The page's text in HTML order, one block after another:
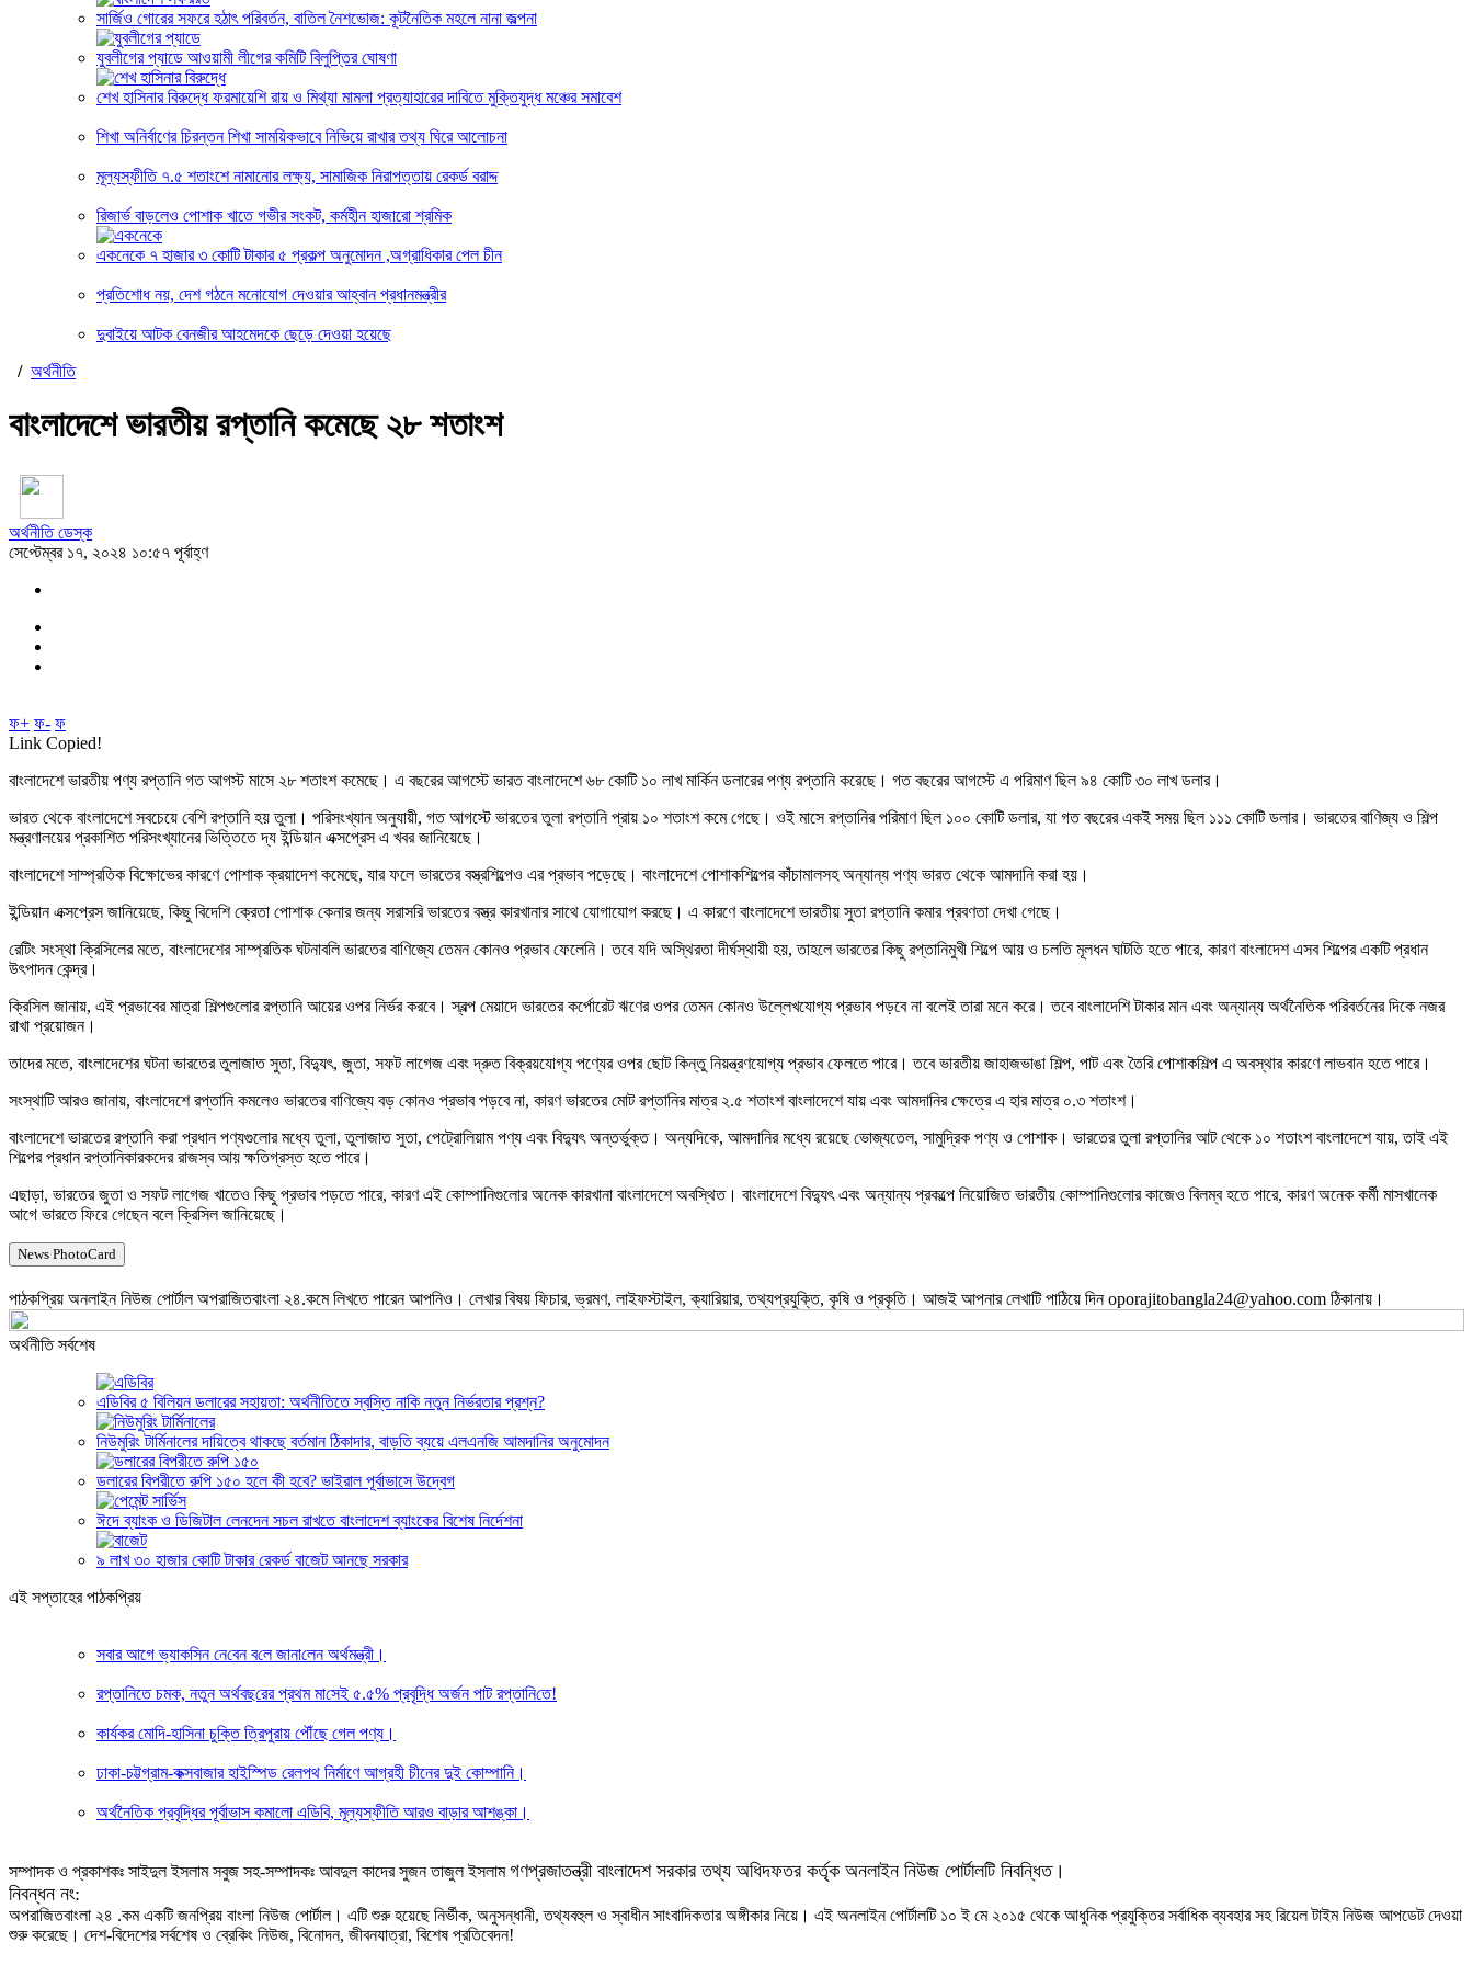
সার্জিও গোরের সফরে হঠাৎ পরিবর্তন, বাতিল নৈশভোজ: কূটনৈতিক মহলে নানা জল্পনা
যুবলীগের প্যাডে আওয়ামী লীগের কমিটি বিলুপ্তির ঘোষণা
শেখ হাসিনার বিরুদ্ধে ফরমায়েশি রায় ও মিথ্যা মামলা প্রত্যাহারের দাবিতে মুক্তিযুদ্ধ মঞ্চের সমাবেশ
শিখা অনির্বাণের চিরন্তন শিখা সাময়িকভাবে নিভিয়ে রাখার তথ্য ঘিরে আলোচনা
মূল্যস্ফীতি ৭.৫ শতাংশে নামানোর লক্ষ্য, সামাজিক নিরাপত্তায় রেকর্ড বরাদ্দ
রিজার্ভ বাড়লেও পোশাক খাতে গভীর সংকট, কর্মহীন হাজারো শ্রমিক
একনেকে ৭ হাজার ৩ কোটি টাকার ৫ প্রকল্প অনুমোদন ,অগ্রাধিকার পেল চীন
প্রতিশোধ নয়, দেশ গঠনে মনোযোগ দেওয়ার আহ্বান প্রধানমন্ত্রীর
দুবাইয়ে আটক বেনজীর আহমেদকে ছেড়ে দেওয়া হয়েছে
/ অর্থনীতি
বাংলাদেশে ভারতীয় রপ্তানি কমেছে ২৮ শতাংশ
অর্থনীতি ডেস্ক
সেপ্টেম্বর ১৭, ২০২৪ ১০:৫৭ পূর্বাহ্ণ
ফ+ ফ- ফ
Link Copied!
বাংলাদেশে ভারতীয় পণ্য রপ্তানি গত আগস্ট মাসে ২৮ শতাংশ কমেছে। এ বছরের আগস্টে ভারত বাংলাদেশে ৬৮ কোটি ১০ লাখ মার্কিন ডলারের পণ্য রপ্তানি করেছে। গত বছরের আগস্টে এ পরিমাণ ছিল ৯৪ কোটি ৩০ লাখ ডলার।
ভারত থেকে বাংলাদেশে সবচেয়ে বেশি রপ্তানি হয় তুলা। পরিসংখ্যান অনুযায়ী, গত আগস্টে ভারতের তুলা রপ্তানি প্রায় ১০ শতাংশ কমে গেছে। ওই মাসে রপ্তানির পরিমাণ ছিল ১০০ কোটি ডলার, যা গত বছরের একই সময় ছিল ১১১ কোটি ডলার। ভারতের বাণিজ্য ও শিল্প
মন্ত্রণালয়ের প্রকাশিত পরিসংখ্যানের ভিত্তিতে দ্য ইন্ডিয়ান এক্সপ্রেস এ খবর জানিয়েছে।
বাংলাদেশে সাম্প্রতিক বিক্ষোভের কারণে পোশাক ক্রয়াদেশ কমেছে, যার ফলে ভারতের বস্ত্রশিল্পেও এর প্রভাব পড়েছে। বাংলাদেশে পোশাকশিল্পের কাঁচামালসহ অন্যান্য পণ্য ভারত থেকে আমদানি করা হয়।
ইন্ডিয়ান এক্সপ্রেস জানিয়েছে, কিছু বিদেশি ক্রেতা পোশাক কেনার জন্য সরাসরি ভারতের বস্ত্র কারখানার সাথে যোগাযোগ করছে। এ কারণে বাংলাদেশে ভারতীয় সুতা রপ্তানি কমার প্রবণতা দেখা গেছে।
রেটিং সংস্থা ক্রিসিলের মতে, বাংলাদেশের সাম্প্রতিক ঘটনাবলি ভারতের বাণিজ্যে তেমন কোনও প্রভাব ফেলেনি। তবে যদি অস্থিরতা দীর্ঘস্থায়ী হয়, তাহলে ভারতের কিছু রপ্তানিমুখী শিল্পে আয় ও চলতি মূলধন ঘাটতি হতে পারে, কারণ বাংলাদেশ এসব শিল্পের একটি প্রধান
উৎপাদন কেন্দ্র।
ক্রিসিল জানায়, এই প্রভাবের মাত্রা শিল্পগুলোর রপ্তানি আয়ের ওপর নির্ভর করবে। স্বল্প মেয়াদে ভারতের কর্পোরেট ঋণের ওপর তেমন কোনও উল্লেখযোগ্য প্রভাব পড়বে না বলেই তারা মনে করে। তবে বাংলাদেশি টাকার মান এবং অন্যান্য অর্থনৈতিক পরিবর্তনের দিকে নজর
রাখা প্রয়োজন।
তাদের মতে, বাংলাদেশের ঘটনা ভারতের তুলাজাত সুতা, বিদ্যুৎ, জুতা, সফট লাগেজ এবং দ্রুত বিক্রয়যোগ্য পণ্যের ওপর ছোট কিন্তু নিয়ন্ত্রণযোগ্য প্রভাব ফেলতে পারে। তবে ভারতীয় জাহাজভাঙা শিল্প, পাট এবং তৈরি পোশাকশিল্প এ অবস্থার কারণে লাভবান হতে পারে।
সংস্থাটি আরও জানায়, বাংলাদেশে রপ্তানি কমলেও ভারতের বাণিজ্যে বড় কোনও প্রভাব পড়বে না, কারণ ভারতের মোট রপ্তানির মাত্র ২.৫ শতাংশ বাংলাদেশে যায় এবং আমদানির ক্ষেত্রে এ হার মাত্র ০.৩ শতাংশ।
বাংলাদেশে ভারতের রপ্তানি করা প্রধান পণ্যগুলোর মধ্যে তুলা, তুলাজাত সুতা, পেট্রোলিয়াম পণ্য এবং বিদ্যুৎ অন্তর্ভুক্ত। অন্যদিকে, আমদানির মধ্যে রয়েছে ভোজ্যতেল, সামুদ্রিক পণ্য ও পোশাক। ভারতের তুলা রপ্তানির আট থেকে ১০ শতাংশ বাংলাদেশে যায়, তাই এই
শিল্পের প্রধান রপ্তানিকারকদের রাজস্ব আয় ক্ষতিগ্রস্ত হতে পারে।
এছাড়া, ভারতের জুতা ও সফট লাগেজ খাতেও কিছু প্রভাব পড়তে পারে, কারণ এই কোম্পানিগুলোর অনেক কারখানা বাংলাদেশে অবস্থিত। বাংলাদেশে বিদ্যুৎ এবং অন্যান্য প্রকল্পে নিয়োজিত ভারতীয় কোম্পানিগুলোর কাজেও বিলম্ব হতে পারে, কারণ অনেক কর্মী মাসখানেক
আগে ভারতে ফিরে গেছেন বলে ক্রিসিল জানিয়েছে।
News PhotoCard
পাঠকপ্রিয় অনলাইন নিউজ পোর্টাল অপরাজিতবাংলা ২৪.কমে লিখতে পারেন আপনিও। লেখার বিষয় ফিচার, ভ্রমণ, লাইফস্টাইল, ক্যারিয়ার, তথ্যপ্রযুক্তি, কৃষি ও প্রকৃতি। আজই আপনার লেখাটি পাঠিয়ে দিন oporajitobangla24@yahoo.com ঠিকানায়।
অর্থনীতি সর্বশেষ
এডিবির ৫ বিলিয়ন ডলারের সহায়তা: অর্থনীতিতে স্বস্তি নাকি নতুন নির্ভরতার প্রশ্ন?
নিউমুরিং টার্মিনালের দায়িত্বে থাকছে বর্তমান ঠিকাদার, বাড়তি ব্যয়ে এলএনজি আমদানির অনুমোদন
ডলারের বিপরীতে রুপি ১৫০ হলে কী হবে? ভাইরাল পূর্বাভাসে উদ্বেগ
ঈদে ব্যাংক ও ডিজিটাল লেনদেন সচল রাখতে বাংলাদেশ ব্যাংকের বিশেষ নির্দেশনা
৯ লাখ ৩০ হাজার কোটি টাকার রেকর্ড বাজেট আনছে সরকার
এই সপ্তাহের পাঠকপ্রিয়
সবার আগে ভ্যাক‌সিন নে‌বেন ব‌লে জানা‌লেন অর্থমন্ত্রী।
রপ্তানিতে চমক, নতুন অর্থবছ‌রের প্রথম মা‌সেই ৫.৫% প্রবৃদ্ধি অর্জন পাট রপ্তা‌নি‌তে!
কার্যকর মোদি-হাসিনা চুক্তি ত্রিপুরায় পৌঁছে গেল পণ্য।
ঢাকা-চট্টগ্রাম-কক্সবাজার হাইস্পিড রেলপথ নির্মাণে আগ্রহী চীনের দুই কোম্পানি।
অর্থনৈতিক প্রবৃদ্ধির পূর্বাভাস কমালো এডিবি, মূল্যস্ফীতি আরও বাড়ার আশঙ্কা।
সম্পাদক ও প্রকাশকঃ সাইদুল ইসলাম সবুজ সহ-সম্পাদকঃ আবদুল কাদের সুজন তাজুল ইসলামগণপ্রজাতন্ত্রী বাংলাদেশ সরকার তথ্য অধিদফতর কর্তৃক অনলাইন নিউজ পোর্টালটি নিবন্ধিত।
নিবন্ধন নং:
অপরাজিতবাংলা ২৪ .কম একটি জনপ্রিয় বাংলা নিউজ পোর্টাল। এটি শুরু হয়েছে নির্ভীক, অনুসন্ধানী, তথ্যবহুল ও স্বাধীন সাংবাদিকতার অঙ্গীকার নিয়ে। এই অনলাইন পোর্টালটি ১০ ই মে ২০১৫ থেকে আধুনিক প্রযুক্তির সর্বাধিক ব্যবহার সহ রিয়েল টাইম নিউজ আপডেট দেওয়া
শুরু করেছে। দেশ-বিদেশের সর্বশেষ ও ব্রেকিং নিউজ, বিনোদন, জীবনযাত্রা, বিশেষ প্রতিবেদন!